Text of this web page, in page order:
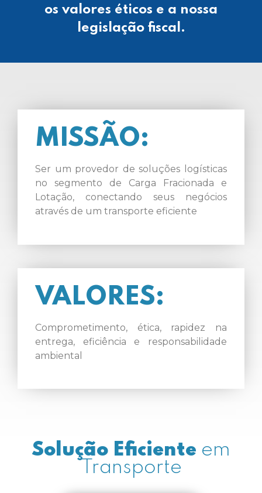
os valores éticos e a nossa
legislação fiscal.
MISSÃO:
Ser um provedor de soluções logísticas
no segmento de Carga Fracionada e
Lotação, conectando seus negócios
através de um transporte eficiente
VALORES:
Comprometimento, ética, rapidez na
entrega, eficiência e responsabilidade
ambiental
Solução Eficiente em
Transporte